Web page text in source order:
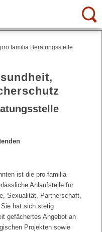
familia Beratungsstelle
ist die pro familia
Anlaufstelle für
Sexualität, Partnerschaft,
Sie hat sich stetig
gefächertes Angebot an
Projekten sowie